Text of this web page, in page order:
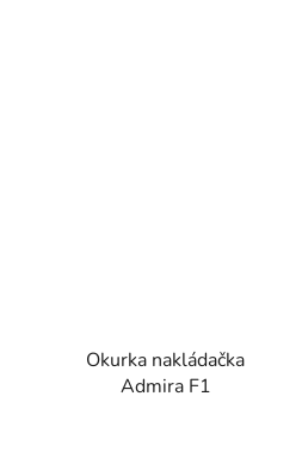
Okurka nakládačka
Admira F1